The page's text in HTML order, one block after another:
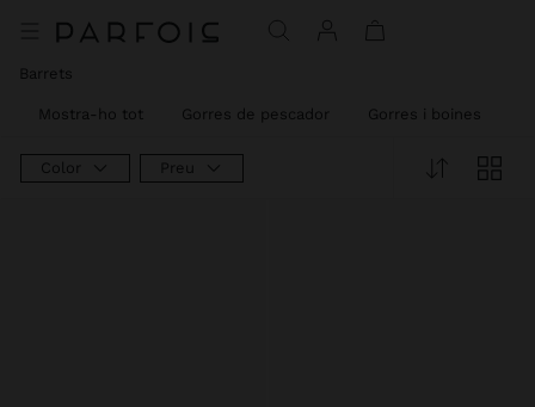
Barrets
Mostra-ho tot Gorres de pescador Gorres i boines
Color Preu